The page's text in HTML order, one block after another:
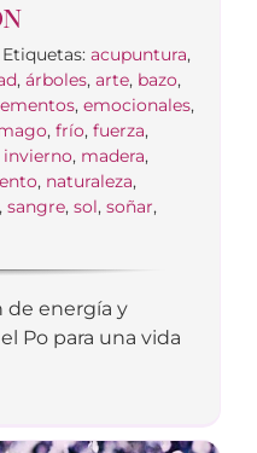
Etiquetas: acupuntura,
, árboles, arte, bazo,
, emocionales,
, frío, fuerza,
invierno, madera,
, naturaleza,
, sangre, sol, soñar,
de energía y
Po para una vida